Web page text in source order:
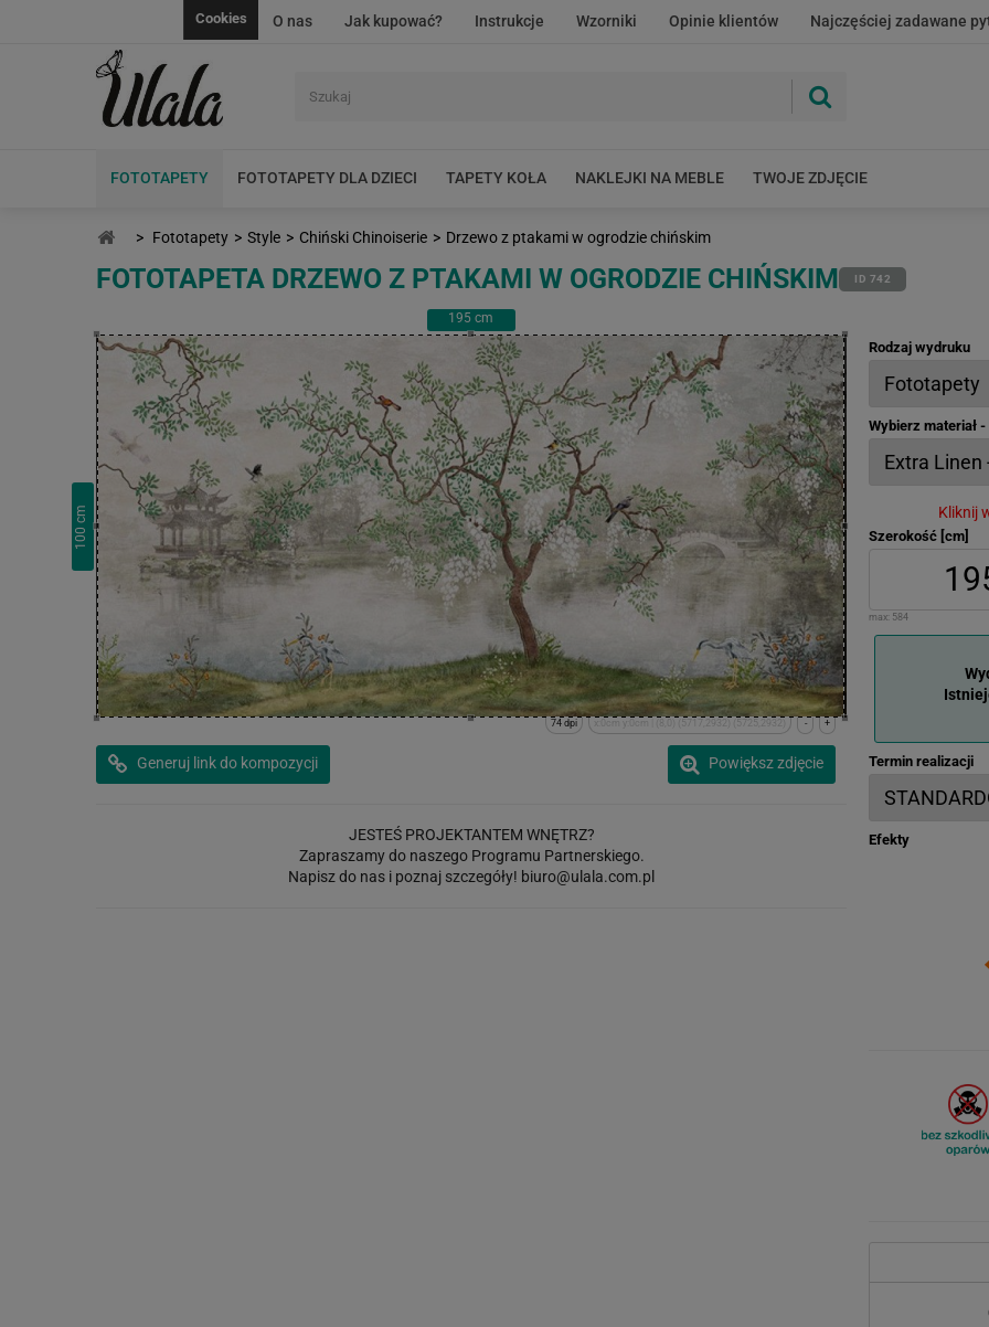
O nas Jak kupować? Instrukcje Wzorniki Opinie klientów Najczęściej zadawane
Cookies
FOTOTAPETY FOTOTAPETY DLA DZIECI TAPETY KOŁA NAKLEJKI NA MEBLE TWOJE ZDJĘCIE
> Fototapety > Style > Chiński Chinoiserie > Drzewo z ptakami w ogrodzie chińskim
FOTOTAPETA DRZEWO Z PTAKAMI W OGRODZIE CHIŃSKIM ID 742
195 cm
100
cm
+
-
x:0cm y:0cm | (8,0) (5717,2932) (5725,2932)
74 dpi
Powiększ zdjęcie
Generuj link do kompozycji
JESTEŚ PROJEKTANTEM WNĘTRZ?
Zapraszamy do naszego Programu Partnerskiego.
Napisz do nas i poznaj szczegóły! biuro@ulala.com.pl
Rodzaj wydruku
Wybierz materiał
Kliknij
Szerokość [cm]
max: 584
Termin realizacji
Efekty